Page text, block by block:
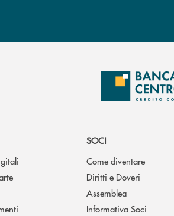
SOCI
Come diventare
Diritti e Doveri
Assemblea
Informativa Soci